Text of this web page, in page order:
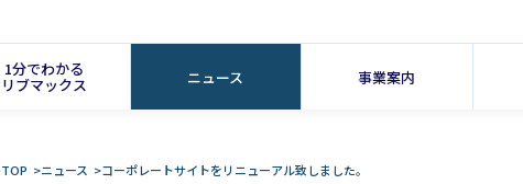
1分でわかる
リブマックス ニュース 事業案内
TOP >ニュース >コーポレートサイトをリニューアル致しました。